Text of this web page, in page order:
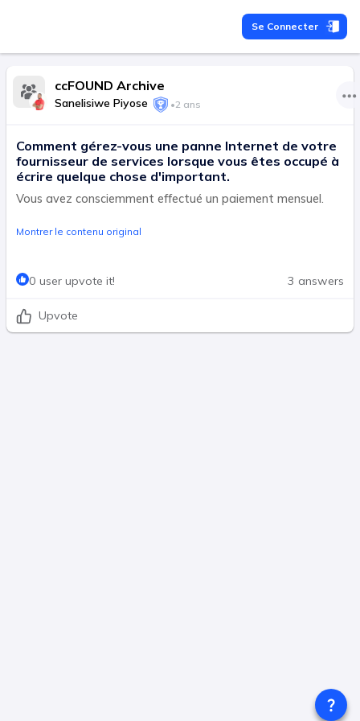
Se Connecter
ccFOUND Archive
Sanelisiwe Piyose •2 ans
Comment gérez-vous une panne Internet de votre
fournisseur de services lorsque vous êtes occupé à
écrire quelque chose d'important.
Vous avez consciemment effectué un paiement mensuel.
Montrer le contenu original
0 user upvote it! 3 answers
Upvote